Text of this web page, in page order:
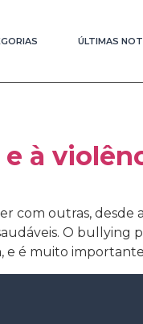
ÚLTIMAS
à
com outras,
O
é muito